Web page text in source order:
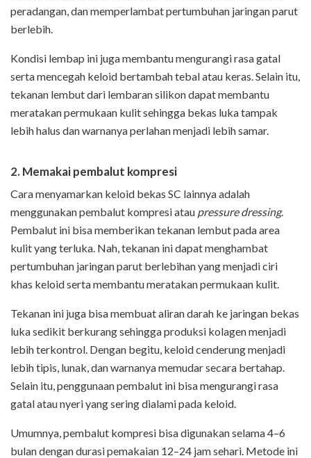
peradangan, dan memperlambat pertumbuhan jaringan parut
berlebih.
Kondisi lembap ini juga membantu mengurangi rasa gatal
serta mencegah keloid bertambah tebal atau keras. Selain itu,
tekanan lembut dari lembaran silikon dapat membantu
meratakan permukaan kulit sehingga bekas luka tampak
lebih halus dan warnanya perlahan menjadi lebih samar.
2. Memakai pembalut kompresi
Cara menyamarkan keloid bekas SC lainnya adalah
menggunakan pembalut kompresi atau pressure dressing.
Pembalut ini bisa memberikan tekanan lembut pada area
kulit yang terluka. Nah, tekanan ini dapat menghambat
pertumbuhan jaringan parut berlebihan yang menjadi ciri
khas keloid serta membantu meratakan permukaan kulit.
Tekanan ini juga bisa membuat aliran darah ke jaringan bekas
luka sedikit berkurang sehingga produksi kolagen menjadi
lebih terkontrol. Dengan begitu, keloid cenderung menjadi
lebih tipis, lunak, dan warnanya memudar secara bertahap.
Selain itu, penggunaan pembalut ini bisa mengurangi rasa
gatal atau nyeri yang sering dialami pada keloid.
Umumnya, pembalut kompresi bisa digunakan selama 4–6
bulan dengan durasi pemakaian 12–24 jam sehari. Metode ini